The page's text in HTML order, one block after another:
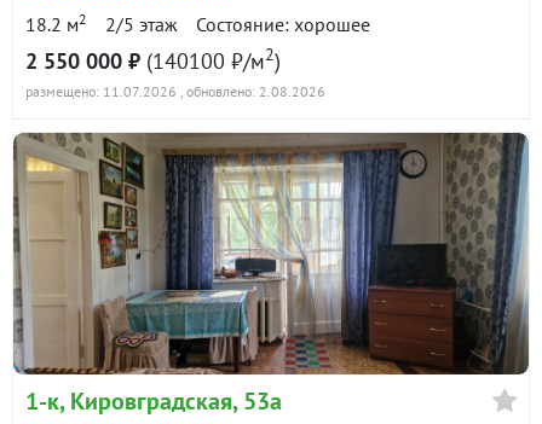
18.2 м2 2/5 этаж Состояние: хорошее
2 550 000 ₽ (140100 ₽/м2)
размещено: 11.07.2026 , обновлено: 2.08.2026
1-к, Кировградская, 53а